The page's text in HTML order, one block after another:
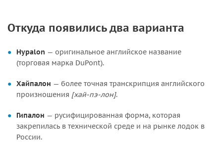
Откуда появились два варианта
Hypalon — оригинальное английское название
(торговая марка DuPont).
Хайпалон — более точная транскрипция английского
произношения [хай-пэ-лон].
Гипалон — русифицированная форма, которая
закрепилась в технической среде и на рынке лодок в
России.